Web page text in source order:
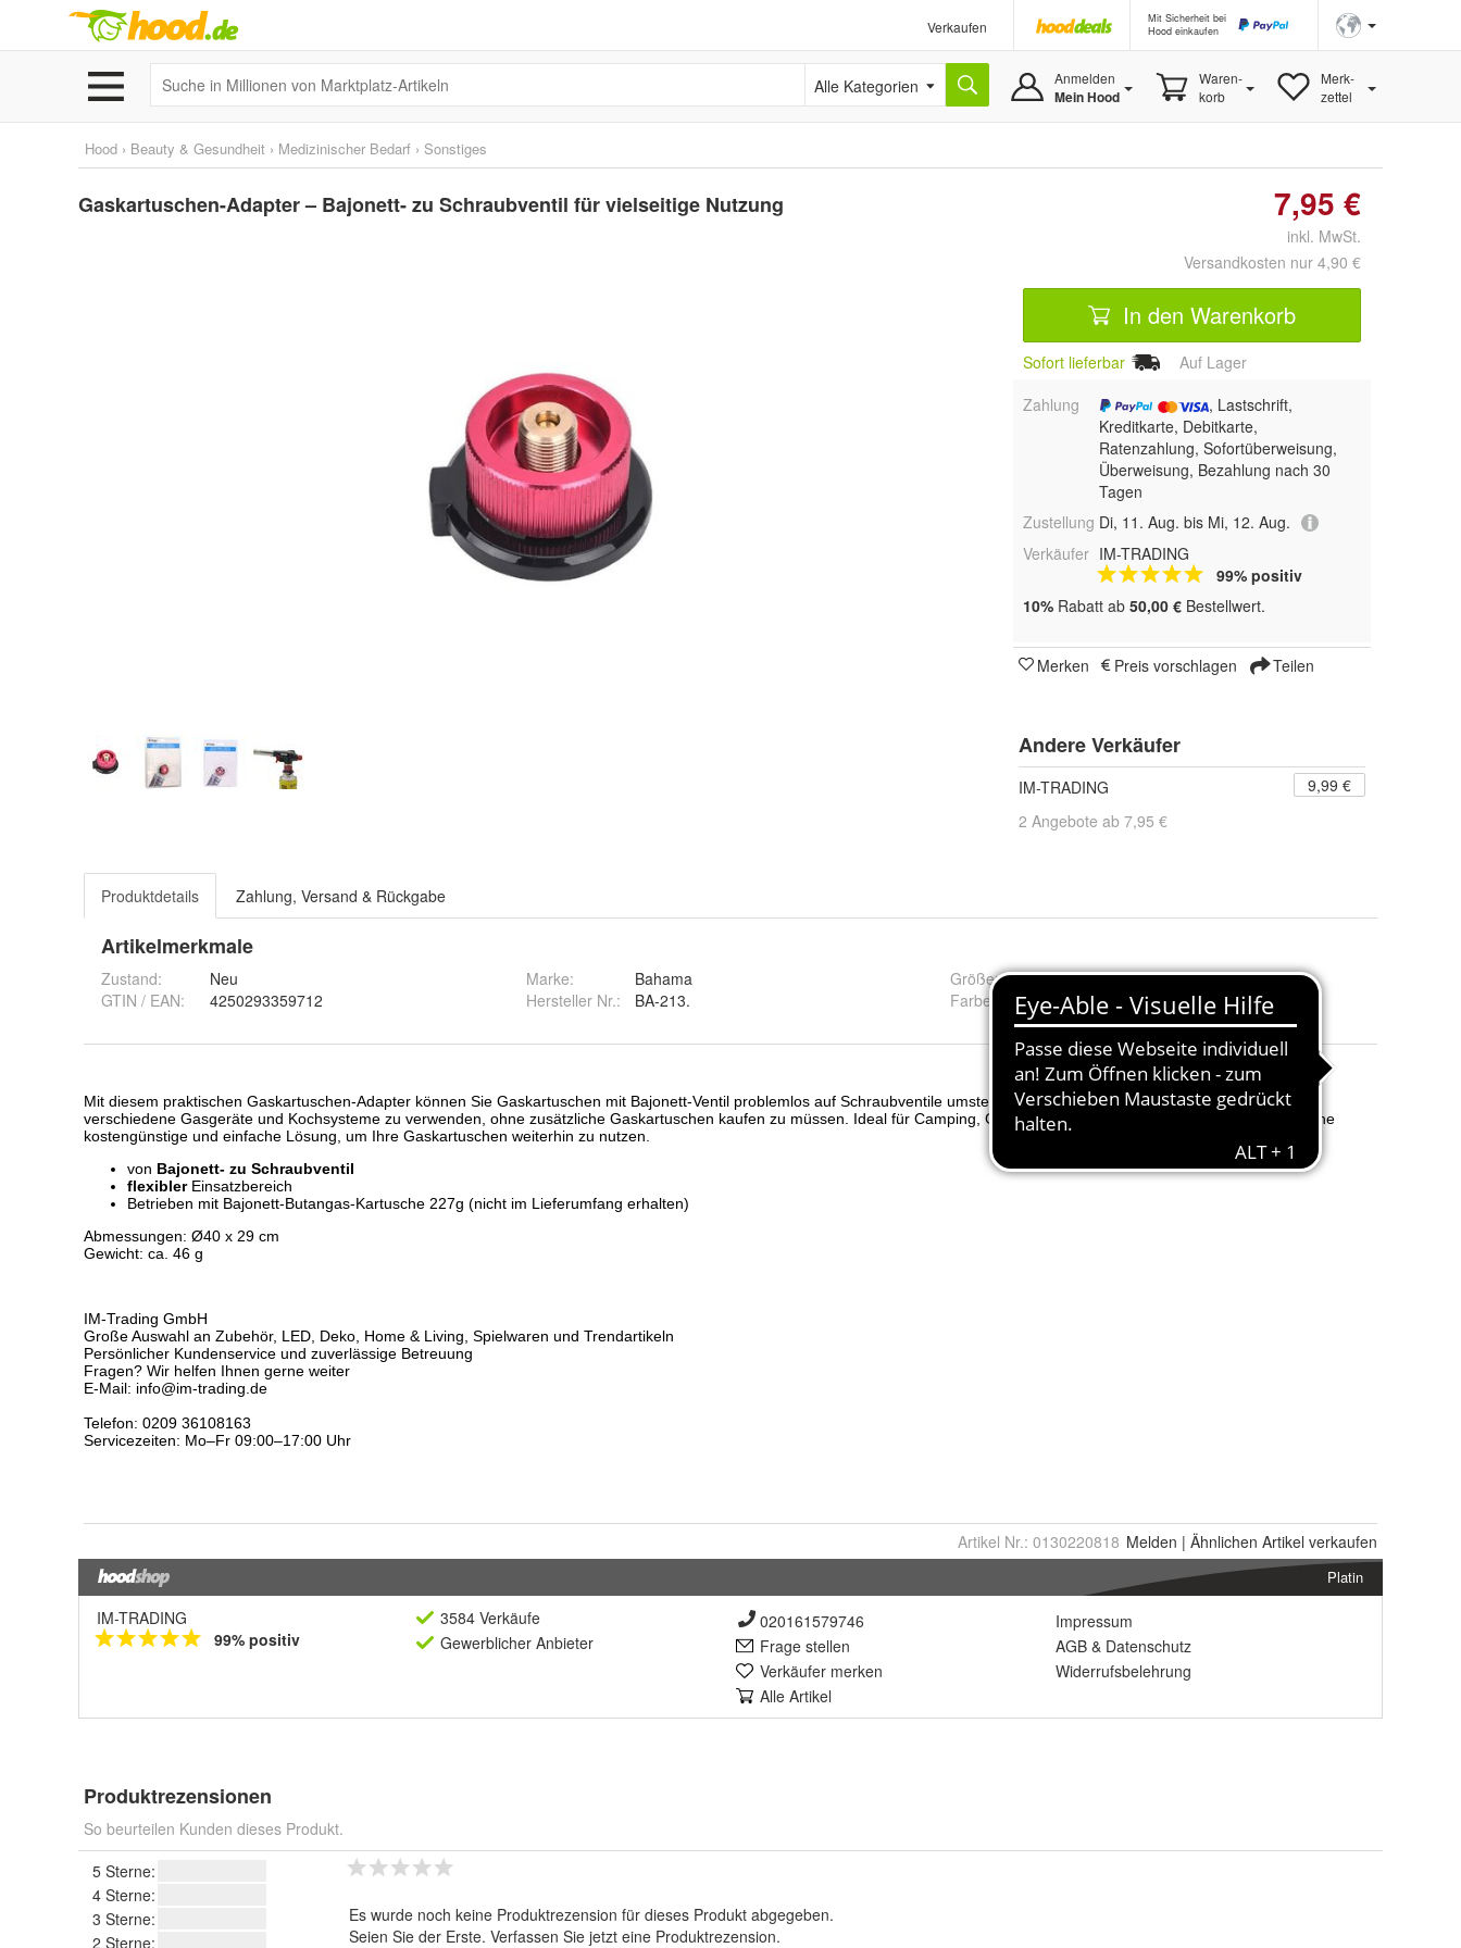
Verkaufen
Mit Sicherheit bei
Hood einkaufen
Alle Kategorien Anmelden
Mein Hood
Waren-
korb
Merk-
zettel
Hood › Beauty & Gesundheit › Medizinischer Bedarf › Sonstiges
Gaskartuschen-Adapter – Bajonett- zu Schraubventil für vielseitige Nutzung 7,95 €
inkl. MwSt.
Versandkosten nur 4,90 €
In den Warenkorb
Sofort lieferbar
Auf Lager
Zahlung
, Lastschrift,
Kreditkarte, Debitkarte,
Ratenzahlung, Sofortüberweisung,
Überweisung, Bezahlung nach 30
Tagen
Zustellung Di, 11. Aug. bis Mi, 12. Aug.
Verkäufer IM-TRADING
99% positiv
10% Rabatt ab 50,00 € Bestellwert.
Merken Preis vorschlagen Teilen
Andere Verkäufer
IM-TRADING
9,99 €
2 Angebote ab 7,95 €
Produktdetails Zahlung, Versand & Rückgabe
Artikelmerkmale
Zustand:
Neu
GTIN / EAN:
4250293359712
Marke:
Bahama
Hersteller Nr.:
BA-213.
Größe:
Ø40 x 29 cm
Farbe
Rot
Artikel Nr.: 0130220818 Melden | Ähnlichen Artikel verkaufen
Platin
IM-TRADING
99% positiv
3584 Verkäufe
Gewerblicher Anbieter
020161579746
Frage stellen
Verkäufer merken
Alle Artikel
Impressum
AGB & Datenschutz
Widerrufsbelehrung
Produktrezensionen
So beurteilen Kunden dieses Produkt.
5 Sterne:
4 Sterne:
3 Sterne:
2 Sterne:
Es wurde noch keine Produktrezension für dieses Produkt abgegeben.
Seien Sie der Erste. Verfassen Sie jetzt eine Produktrezension.